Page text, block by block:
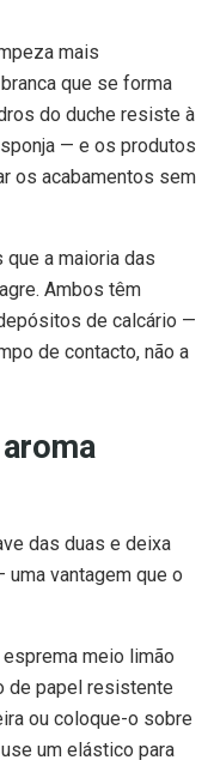
mais
que se forma
do duche resiste à
— e os produtos
os acabamentos sem
a maioria das
Ambos têm
de calcário —
de contacto, não a
das duas e deixa
uma vantagem que o
meio limão
de papel resistente
ou coloque-o sobre
um elástico para